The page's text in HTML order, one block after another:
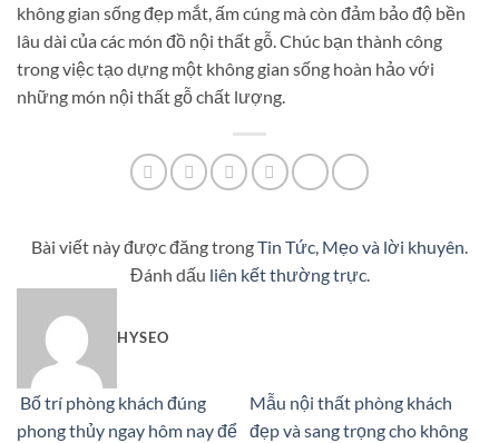
không gian sống đẹp mắt, ấm cúng mà còn đảm bảo độ bền
lâu dài của các món đồ nội thất gỗ. Chúc bạn thành công
trong việc tạo dựng một không gian sống hoàn hảo với
những món nội thất gỗ chất lượng.
Bài viết này được đăng trongTin Tức Mẹo và lời khuyên
Đánh dấu liên kết thường trực.
HYSEO
Bố trí phòng khách đúng
phong thủy ngay hôm nay để
Mẫu nội thất phòng khách
đẹp và sang trọng cho không